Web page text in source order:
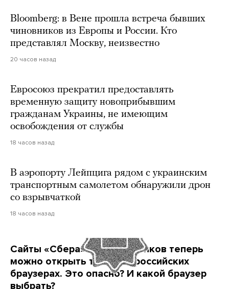
Bloomberg: в Вене прошла встреча бывших
чиновников из Европы и России. Кто
представлял Москву, неизвестно
20 часов назад
Евросоюз прекратил предоставлять
временную защиту новоприбывшим
гражданам Украины, не имеющим
освобождения от службы
18 часов назад
В аэропорту Лейпцига рядом с украинским
транспортным самолетом обнаружили дрон
со взрывчаткой
18 часов назад
Сайты «Сбера» и других банков теперь
можно открыть только в российских
браузерах. Это опасно? И какой браузер
выбрать?